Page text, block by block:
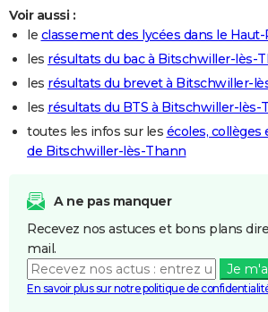
Voir aussi :
le classement des lycées dans le
les résultats du bac à Bitschwiller-lès-
les résultats du brevet à Bitschwiller-
les résultats du BTS à Bitschwiller-lès-
toutes les infos sur les écoles,
de Bitschwiller-lès-Thann
A ne pas manquer
Recevez nos astuces et bons plans
mail.
Je
En savoir plus sur notre politique de